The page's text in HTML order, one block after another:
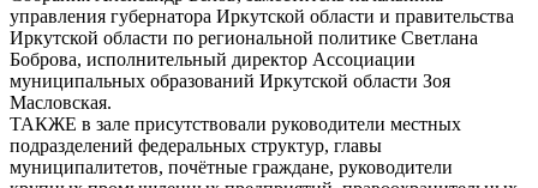
управления губернатора Иркутской области и правительства
Иркутской области по региональной политике Светлана
Боброва, исполнительный директор Ассоциации
муниципальных образований Иркутской области Зоя
Масловская.
ТАКЖЕ в зале присутствовали руководители местных
подразделений федеральных структур, главы
муниципалитетов, почётные граждане, руководители